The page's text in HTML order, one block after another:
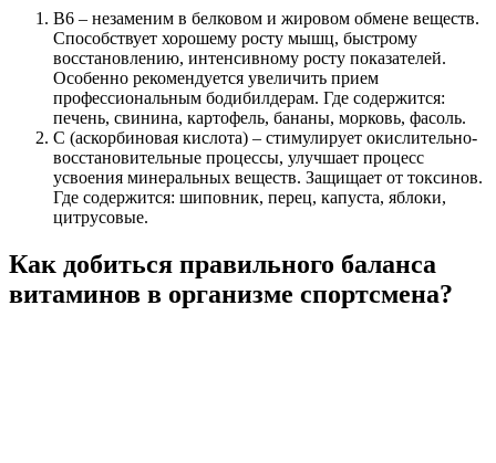
В6 – незаменим в белковом и жировом обмене веществ.
Способствует хорошему росту мышц, быстрому
восстановлению, интенсивному росту показателей.
Особенно рекомендуется увеличить прием
профессиональным бодибилдерам. Где содержится:
печень, свинина, картофель, бананы, морковь, фасоль.
С (аскорбиновая кислота) – стимулирует окислительно-
восстановительные процессы, улучшает процесс
усвоения минеральных веществ. Защищает от токсинов.
Где содержится: шиповник, перец, капуста, яблоки,
цитрусовые.
Как добиться правильного баланса
витаминов в организме спортсмена?